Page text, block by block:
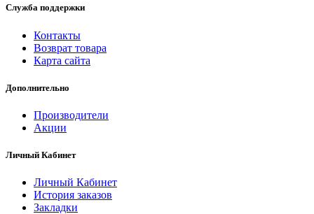
Служба поддержки
Контакты
Возврат товара
Карта сайта
Дополнительно
Производители
Акции
Личный Кабинет
Личный Кабинет
История заказов
Закладки